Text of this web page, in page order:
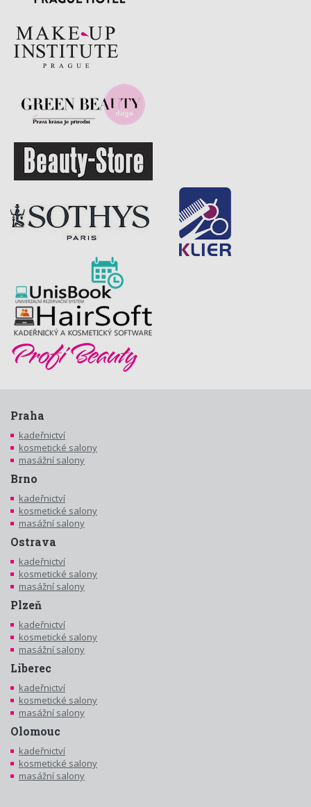
Praha
kadeřnictví
kosmetické salony
masážní salony
Brno
kadeřnictví
kosmetické salony
masážní salony
Ostrava
kadeřnictví
kosmetické salony
masážní salony
Plzeň
kadeřnictví
kosmetické salony
masážní salony
Liberec
kadeřnictví
kosmetické salony
masážní salony
Olomouc
kadeřnictví
kosmetické salony
masážní salony